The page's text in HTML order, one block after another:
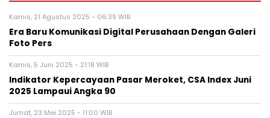
Kamis, 21 Agustus 2025 - 06:39 WIB
Era Baru Komunikasi Digital Perusahaan Dengan Galeri
Foto Pers
Kamis, 5 Juni 2025 - 21:18 WIB
Indikator Kepercayaan Pasar Meroket, CSA Index Juni
2025 Lampaui Angka 90
Jumat, 23 Mei 2025 - 11:00 WIB